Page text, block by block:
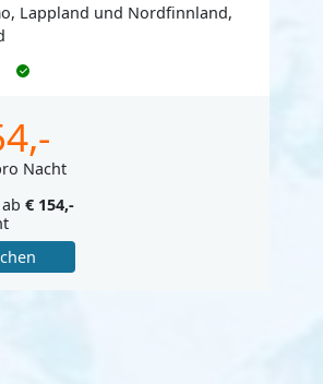
Lappland und Nordfinnland,
Nacht
€ 154,-